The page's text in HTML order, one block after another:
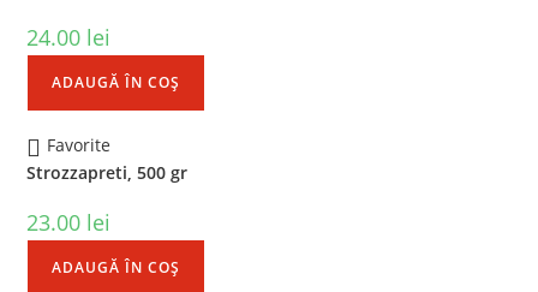
24.00 lei
ADAUGĂ ÎN COȘ
Favorite
Strozzapreti, 500 gr
23.00 lei
ADAUGĂ ÎN COȘ